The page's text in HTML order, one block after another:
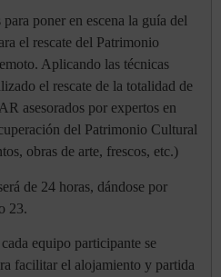
poner en escena la guía del
el rescate del Patrimonio
Aplicando las técnicas
el rescate de la totalidad de
asesorados por expertos en
del Patrimonio Cultural
obras de arte, frescos, etc.)
de 24 horas, dándose por
23.
equipo participante se
facilitar el alojamiento y partida